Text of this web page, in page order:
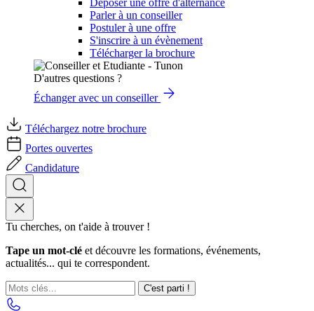
Déposer une offre d'alternance
Parler à un conseiller
Postuler à une offre
S'inscrire à un évènement
Télécharger la brochure
D'autres questions ?
Échanger avec un conseiller
Téléchargez notre brochure
Portes ouvertes
Candidature
Tu cherches, on t'aide à trouver !
Tape un mot-clé et découvre les formations, événements,
actualités... qui te correspondent.
C'est parti !